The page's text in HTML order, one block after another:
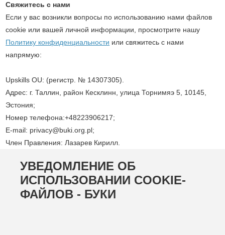
Свяжитесь с нами
Если у вас возникли вопросы по использованию нами файлов
cookie или вашей личной информации, просмотрите нашу
Политику конфиденциальности или свяжитесь с нами
напрямую:
Upskills OU: (регистр. № 14307305).
Адрес: г. Таллин, район Кесклинн, улица Торнимяэ 5, 10145,
Эстония;
Номер телефона:+48223906217;
E-mail: privacy@buki.org.pl;
Член Правления: Лазарев Кирилл.
УВЕДОМЛЕНИЕ ОБ
ИСПОЛЬЗОВАНИИ COOKIE-
ФАЙЛОВ - БУКИ